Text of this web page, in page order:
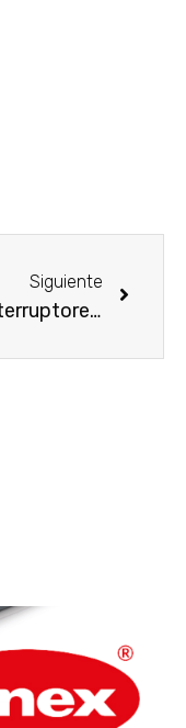
Siguiente
Los Interruptores De JUNG, Ahora Más Expresivos Que Nunca Gracias A JUNG UNIQUE